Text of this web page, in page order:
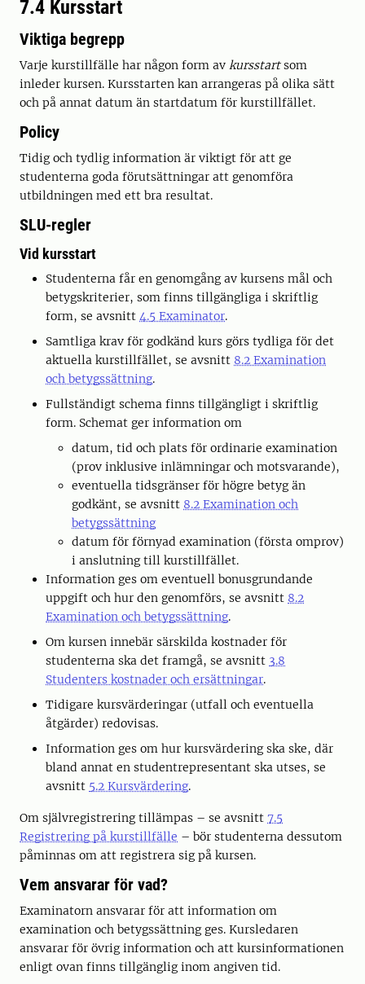
7.4 Kursstart
Viktiga begrepp
Varje kurstillfälle har någon form av kursstartsom
inleder kursen. Kursstarten kan arrangeras på olika sätt
och på annat datum än startdatum för kurstillfället.
Policy
Tidig och tydlig information är viktigt för att ge
studenterna goda förutsättningar att genomföra
utbildningen med ett bra resultat.
SLU-regler
Vid kursstart
Studenterna får en genomgång av kursens mål och
betygskriterier, som finns tillgängliga i skriftlig
form, se avsnitt 4.5 Examinator.
Samtliga krav för godkänd kurs görs tydliga för det
aktuella kurstillfället, se avsnitt 8.2 Examination
och betygssättning.
Fullständigt schema finns tillgängligt i skriftlig
form. Schemat ger information om
datum, tid och plats för ordinarie examination
(prov inklusive inlämningar och motsvarande),
eventuella tidsgränser för högre betyg än
godkänt, se avsnitt 8.2 Examination och
betygssättning
datum för förnyad examination (första omprov)
i anslutning till kurstillfället.
Information ges om eventuell bonusgrundande
uppgift och hur den genomförs, se avsnitt 8.2
Examination och betygssättning.
Om kursen innebär särskilda kostnader för
studenterna ska det framgå, se avsnitt 3.8
Studenters kostnader och ersättningar.
Tidigare kursvärderingar (utfall och eventuella
åtgärder) redovisas.
Information ges om hur kursvärdering ska ske, där
bland annat en studentrepresentant ska utses, se
avsnitt 5.2 Kursvärdering.
Om självregistrering tillämpas – se avsnitt 7.5
Registrering på kurstillfälle – bör studenterna dessutom
påminnas om att registrera sig på kursen.
Vem ansvarar för vad?
Examinatorn ansvarar för att information om
examination och betygssättning ges. Kursledaren
ansvarar för övrig information och att kursinformationen
enligt ovan finns tillgänglig inom angiven tid.